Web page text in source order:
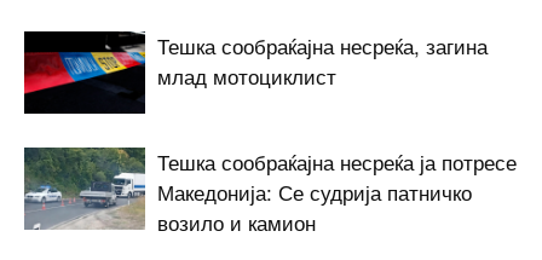
Тешка сообраќајна несреќа, загина
млад мотоциклист
Тешка сообраќајна несреќа ја потресе
Македонија: Се судрија патничко
возило и камион